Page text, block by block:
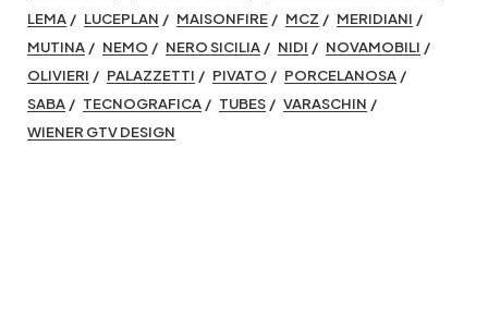
LEMA
LUCEPLAN MAISONFIRE MCZ
MERIDIANI
MUTINA
NEMO NERO SICILIA NIDI
NOVAMOBILI
OLIVIERI
PALAZZETTI PIVATO
PORCELANOSA
SABA
TECNOGRAFICA TUBES
VARASCHIN
WIENER GTV DESIGN